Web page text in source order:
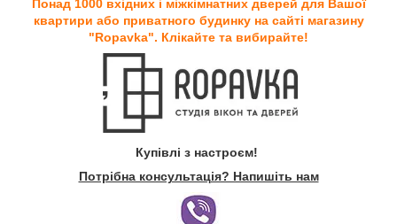
Понад 1000 вхідних і міжкімнатних дверей для Вашої
квартири або приватного будинку на сайті магазину
"Ropavka". Клікайте та вибирайте!
Купівлі з настроєм!
Потрібна консультація? Напишіть нам